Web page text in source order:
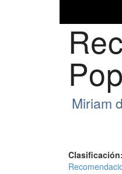
Miriam
Clasificación: